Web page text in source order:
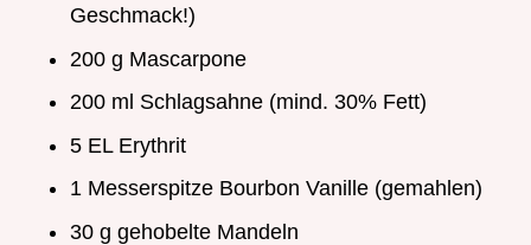
Geschmack!)
200 g Mascarpone
200 ml Schlagsahne (mind. 30% Fett)
5 EL Erythrit
1 Messerspitze Bourbon Vanille (gemahlen)
30 g gehobelte Mandeln